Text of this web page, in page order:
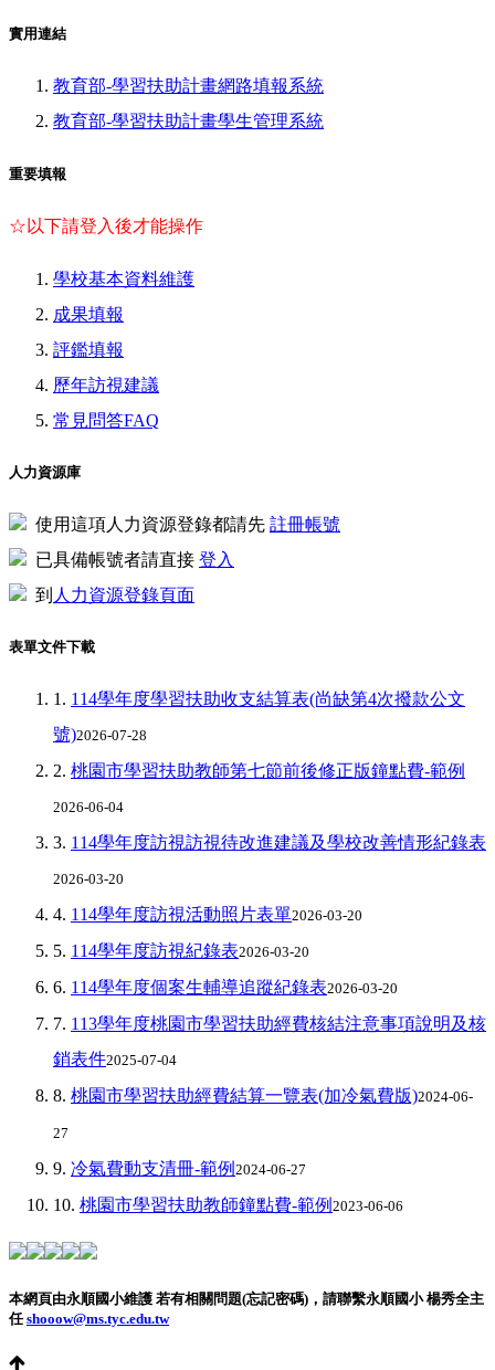
實用連結
教育部-學習扶助計畫網路填報系統
教育部-學習扶助計畫學生管理系統
重要填報
☆以下請登入後才能操作
學校基本資料維護
成果填報
評鑑填報
歷年訪視建議
常見問答FAQ
人力資源庫
使用這項人力資源登錄都請先 註冊帳號
已具備帳號者請直接 登入
到 人力資源登錄頁面
表單文件下載
1. 114學年度學習扶助收支結算表(尚缺第4次撥款公文
號)2026-07-28
2. 桃園市學習扶助教師第七節前後修正版鐘點費-範例
2026-06-04
3. 114學年度訪視訪視待改進建議及學校改善情形紀錄表
2026-03-20
4. 114學年度訪視活動照片表單2026-03-20
5. 114學年度訪視紀錄表2026-03-20
6. 114學年度個案生輔導追蹤紀錄表2026-03-20
7. 113學年度桃園市學習扶助經費核結注意事項說明及核
銷表件2025-07-04
8. 桃園市學習扶助經費結算一覽表(加冷氣費版)2024-06-
27
9. 冷氣費動支清冊-範例 2024-06-27
10. 桃園市學習扶助教師鐘點費-範例 2023-06-06
本網頁由永順國小維護 若有相關問題(忘記密碼)，請聯繫永順國小 楊秀全主
任shooow@ms.tyc.edu.tw